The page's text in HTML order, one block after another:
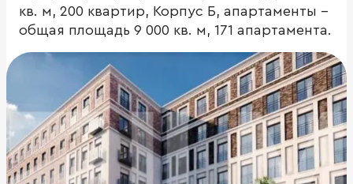
кв. м, 200 квартир, Корпус Б, апартаменты -
общая площадь 9 000 кв. м, 171 апартамента.